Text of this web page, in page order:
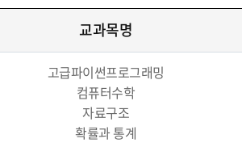
교과목명
고급파이썬프로그래밍
컴퓨터수학
자료구조
확률과 통계